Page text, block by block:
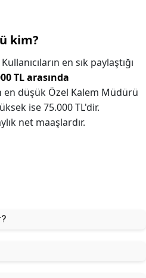
kim?
Kullanıcıların en sık paylaştığı
TL arasında
en düşük Özel Kalem Müdürü
ise 75.000 TL'dir.
net maaşlardır.